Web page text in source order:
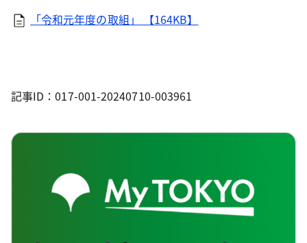
「令和元年度の取組」 【164KB】
記事ID：017-001-20240710-003961